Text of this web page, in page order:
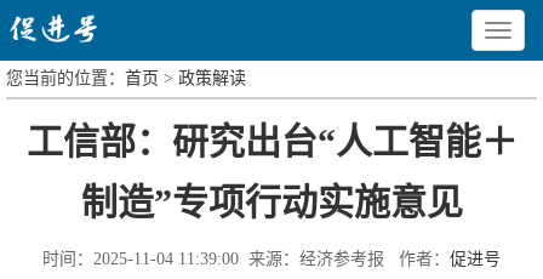
Toggle
您当前的位置： 首页 > 政策解读
工信部：研究出台“人工智能＋
制造”专项行动实施意见
时间：2025-11-04 11:39:00 来源：经济参考报 作者： 促进号